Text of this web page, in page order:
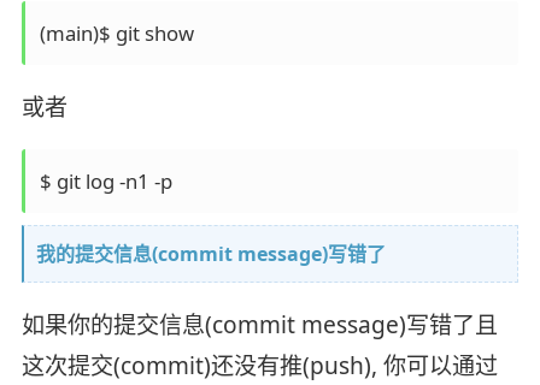
(main)$ git show
或者
$ git log -n1 -p
我的提交信息(commit message)写错了
如果你的提交信息(commit message)写错了且
这次提交(commit)还没有推(push), 你可以通过